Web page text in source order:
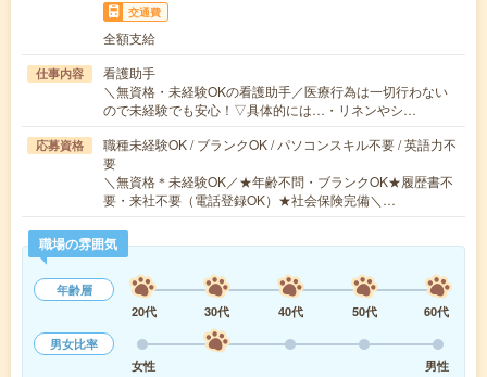
交通費
全額支給
仕事内容
看護助手
＼無資格・未経験OKの看護助手／医療行為は一切行わない
ので未経験でも安心！▽具体的には…・リネンやシ…
応募資格
職種未経験OK / ブランクOK / パソコンスキル不要 / 英語力不
要
＼無資格＊未経験OK／★年齢不問・ブランクOK★履歴書不
要・来社不要（電話登録OK）★社会保険完備＼…
職場の雰囲気
年齢層
20代
30代 40代 50代
60代
男女比率
女性
男性